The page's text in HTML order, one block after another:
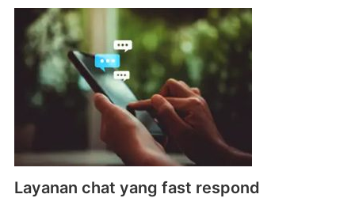
Layanan chat yang fast respond